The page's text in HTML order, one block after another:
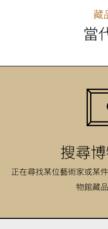
藏
當
搜尋
正在尋找某位藝術家或某
物館藏